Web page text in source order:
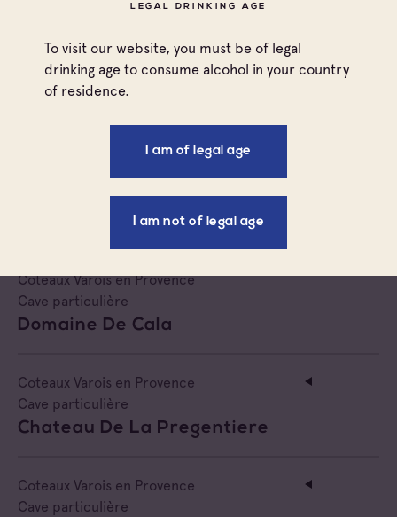
LEGAL DRINKING AGE
To visit our website, you must be of legal
drinking age to consume alcohol in your country
of residence.
I am of legal age
I am not of legal age
Coteaux Varois en Provence
Cave particulière
La Bastide Des Oliviers
Coteaux Varois en Provence
Cave particulière
Château D' Ollieres
Coteaux Varois en Provence
Cave particulière
Domaine De Cala
Coteaux Varois en Provence
Cave particulière
Chateau De La Pregentiere
Coteaux Varois en Provence
Cave particulière